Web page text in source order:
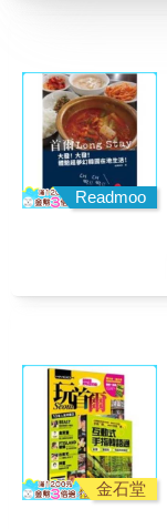
Readmoo
金石堂